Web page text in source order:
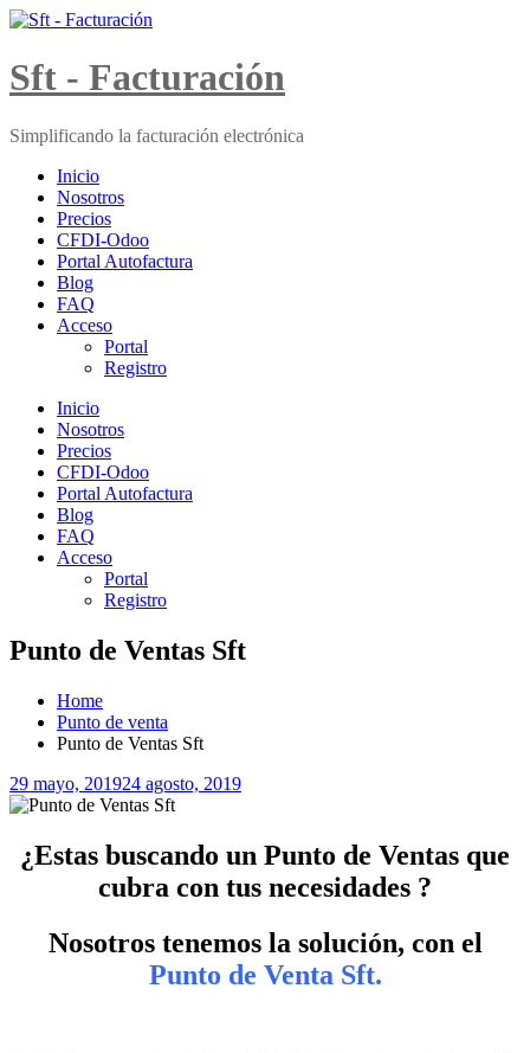
Skip
content
Sft - Facturación
Simplificando la facturación electrónica
Inicio
Nosotros
Precios
CFDI-Odoo
Portal Autofactura
Blog
FAQ
Acceso
Portal
Registro
Inicio
Nosotros
Precios
CFDI-Odoo
Portal Autofactura
Blog
FAQ
Acceso
Portal
Registro
Punto de Ventas Sft
Home
Punto de venta
Punto de Ventas Sft
Posted
on
29 mayo, 201924 agosto, 2019
¿Estas buscando un Punto de Ventas que
cubra con tus necesidades ?
Nosotros tenemos la solución, con el
Punto de Venta Sft.